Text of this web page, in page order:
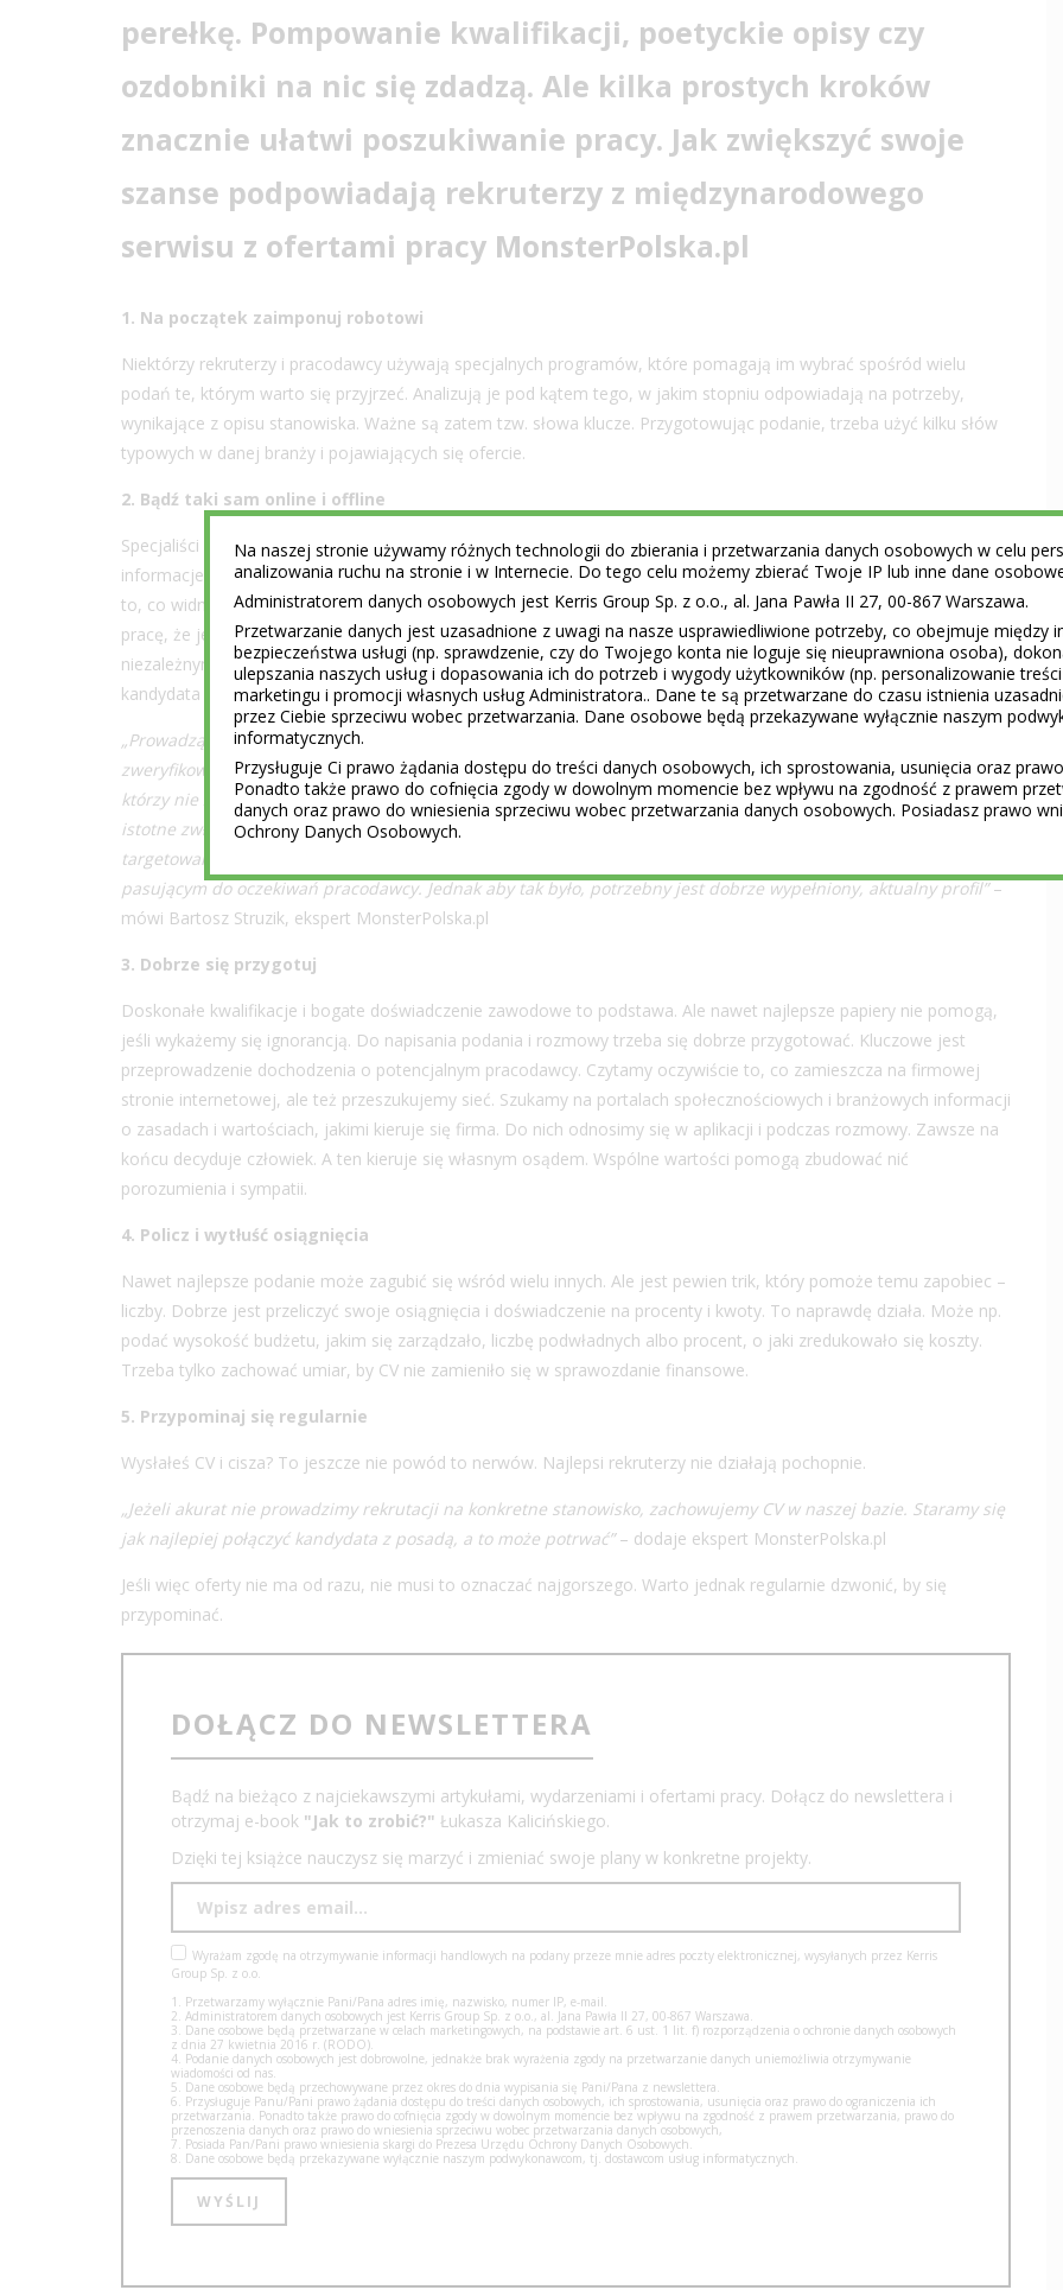
perełkę. Pompowanie kwalifikacji, poetyckie opisy czy
ozdobniki na nic się zdadzą. Ale kilka prostych kroków
znacznie ułatwi poszukiwanie pracy. Jak zwiększyć swoje
szanse podpowiadają rekruterzy z międzynarodowego
serwisu z ofertami pracy MonsterPolska.pl
1. Na początek zaimponuj robotowi
Niektórzy rekruterzy i pracodawcy używają specjalnych programów, które pomagają im wybrać spośród wielu
podań te, którym warto się przyjrzeć. Analizują je pod kątem tego, w jakim stopniu odpowiadają na potrzeby,
wynikające z opisu stanowiska. Ważne są zatem tzw. słowa klucze. Przygotowując podanie, trzeba użyć kilku słów
typowych w danej branży i pojawiających się ofercie.
2. Bądź taki sam online i offline
Specjaliści od rekrutacji niczego nie biorą na wiarę. Wszystko szczegółowo sprawdzają. Ci najlepsi weryfikują
informacje o kandydatach także na portalach społecznościowych. Zanim złożymy papiery, musimy sprawdzić, czy
to, co widnieje na naszym profilu na Facebooku, Twiterze czy LinkedIn jest aktualne. Jeśli piszesz w podaniu o
pracę, że jesteś szefem w firmie X, ale twój Facebook podaje, że dyrektorem do spraw marketingu, a Twitter, że
niezależnym konsultantem, rekruterowi zapalą się wszystkie możliwe czerwone lampki. Wiarygodność takiego
kandydata będzie niewielka. Jednak to nie jedyna jego strata.
„Prowadząc rekrutacje dla naszych klientów regularnie korzystamy z social mediów. Nie tylko po to, aby
zweryfikować informacje o kandydatach, ale coraz częściej po to, aby odnaleźć i skontaktować się z takimi,
którzy nie zgłosili się do nas sami, bo aktualnie nie szukają pracy. Takie wspomaganie rekrutacji jest bardzo
istotne zwłaszcza w przypadku wysoce specjalistycznych stanowisk. Do tego celu używamy na przykład
targetowanej reklamy na Twitterze czy Facebooku. Dzięki niej oferta pracy wyświetla się tylko osobom
pasującym do oczekiwań pracodawcy. Jednak aby tak było, potrzebny jest dobrze wypełniony, aktualny profil”–
mówi Bartosz Struzik, ekspert MonsterPolska.pl
3. Dobrze się przygotuj
Doskonałe kwalifikacje i bogate doświadczenie zawodowe to podstawa. Ale nawet najlepsze papiery nie pomogą,
jeśli wykażemy się ignorancją. Do napisania podania i rozmowy trzeba się dobrze przygotować. Kluczowe jest
przeprowadzenie dochodzenia o potencjalnym pracodawcy. Czytamy oczywiście to, co zamieszcza na firmowej
stronie internetowej, ale też przeszukujemy sieć. Szukamy na portalach społecznościowych i branżowych informacji
o zasadach i wartościach, jakimi kieruje się firma. Do nich odnosimy się w aplikacji i podczas rozmowy. Zawsze na
końcu decyduje człowiek. A ten kieruje się własnym osądem. Wspólne wartości pomogą zbudować nić
porozumienia i sympatii.
4. Policz i wytłuść osiągnięcia
Nawet najlepsze podanie może zagubić się wśród wielu innych. Ale jest pewien trik, który pomoże temu zapobiec –
liczby. Dobrze jest przeliczyć swoje osiągnięcia i doświadczenie na procenty i kwoty. To naprawdę działa. Może np.
podać wysokość budżetu, jakim się zarządzało, liczbę podwładnych albo procent, o jaki zredukowało się koszty.
Trzeba tylko zachować umiar, by CV nie zamieniło się w sprawozdanie finansowe.
5. Przypominaj się regularnie
Wysłałeś CV i cisza? To jeszcze nie powód to nerwów. Najlepsi rekruterzy nie działają pochopnie.
„Jeżeli akurat nie prowadzimy rekrutacji na konkretne stanowisko, zachowujemy CV w naszej bazie. Staramy się
jak najlepiej połączyć kandydata z posadą, a to może potrwać”– dodaje ekspert MonsterPolska.pl
Jeśli więc oferty nie ma od razu, nie musi to oznaczać najgorszego. Warto jednak regularnie dzwonić, by się
przypominać.
DOŁĄCZ DO NEWSLETTERA
Bądź na bieżąco z najciekawszymi artykułami, wydarzeniami i ofertami pracy. Dołącz do newslettera i
otrzymaj e-book "Jak to zrobić?" Łukasza Kalicińskiego.
Dzięki tej książce nauczysz się marzyć i zmieniać swoje plany w konkretne projekty.
Wyrażam zgodę na otrzymywanie informacji handlowych na podany przeze mnie adres poczty elektronicznej, wysyłanych przez Kerris
Group Sp. z o.o.
1. Przetwarzamy wyłącznie Pani/Pana adres imię, nazwisko, numer IP, e-mail.
2. Administratorem danych osobowych jest Kerris Group Sp. z o.o., al. Jana Pawła II 27, 00-867 Warszawa.
3. Dane osobowe będą przetwarzane w celach marketingowych, na podstawie art. 6 ust. 1 lit. f) rozporządzenia o ochronie danych osobowych
z dnia 27 kwietnia 2016 r. (RODO).
4. Podanie danych osobowych jest dobrowolne, jednakże brak wyrażenia zgody na przetwarzanie danych uniemożliwia otrzymywanie
wiadomości od nas.
5. Dane osobowe będą przechowywane przez okres do dnia wypisania się Pani/Pana z newslettera.
6. Przysługuje Panu/Pani prawo żądania dostępu do treści danych osobowych, ich sprostowania, usunięcia oraz prawo do ograniczenia ich
przetwarzania. Ponadto także prawo do cofnięcia zgody w dowolnym momencie bez wpływu na zgodność z prawem przetwarzania, prawo do
przenoszenia danych oraz prawo do wniesienia sprzeciwu wobec przetwarzania danych osobowych,
7. Posiada Pan/Pani prawo wniesienia skargi do Prezesa Urzędu Ochrony Danych Osobowych.
8. Dane osobowe będą przekazywane wyłącznie naszym podwykonawcom, tj. dostawcom usług informatycznych.
Na naszej stronie używamy różnych technologii do zbierania i przetwarzania danych osobowych w celu
analizowania ruchu na stronie i w Internecie. Do tego celu możemy zbierać Twoje IP lub inne dane
Administratorem danych osobowych jest Kerris Group Sp. z o.o., al. Jana Pawła II 27, 00-867 Warszawa.
Przetwarzanie danych jest uzasadnione z uwagi na nasze usprawiedliwione potrzeby, co obejmuje między
bezpieczeństwa usługi (np. sprawdzenie, czy do Twojego konta nie loguje się nieuprawniona osoba),
ulepszania naszych usług i dopasowania ich do potrzeb i wygody użytkowników (np. personalizowanie
marketingu i promocji własnych usług Administratora.. Dane te są przetwarzane do czasu istnienia
przez Ciebie sprzeciwu wobec przetwarzania. Dane osobowe będą przekazywane wyłącznie naszym
informatycznych.
Przysługuje Ci prawo żądania dostępu do treści danych osobowych, ich sprostowania, usunięcia oraz
Ponadto także prawo do cofnięcia zgody w dowolnym momencie bez wpływu na zgodność z prawem
danych oraz prawo do wniesienia sprzeciwu wobec przetwarzania danych osobowych. Posiadasz prawo
Ochrony Danych Osobowych.